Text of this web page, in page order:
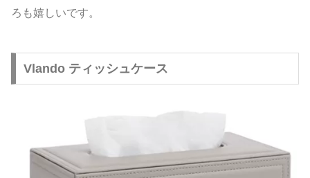
ろも嬉しいです。
Vlando ティッシュケース